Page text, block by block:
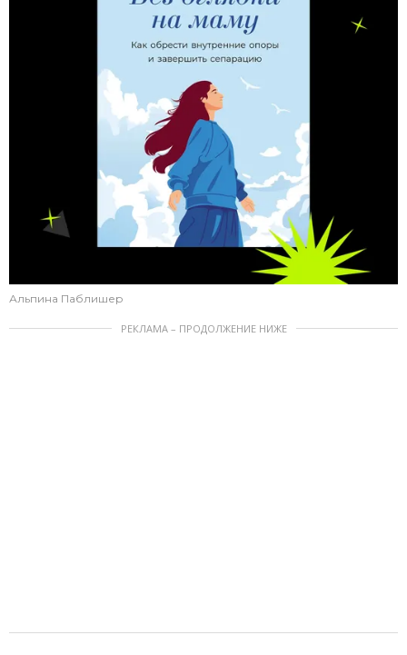
Альпина Паблишер
РЕКЛАМА – ПРОДОЛЖЕНИЕ НИЖЕ